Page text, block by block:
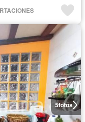
5fotos